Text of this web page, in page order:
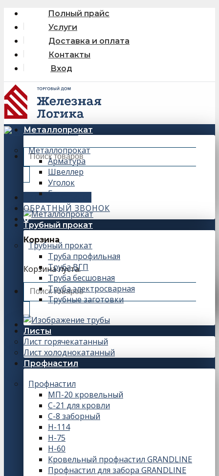
Skip
content
Полный прайс
Услуги
Доставка и оплата
Контакты
Вход
Искать:
+7 (343) 243-56-66
ОБРАТНЫЙ ЗВОНОК
0
Корзина
Корзина пуста.
Искать:
Металлопрокат
Металлопрокат
Арматура
Швеллер
Уголок
Балка
Трубный прокат
Трубный прокат
Труба профильная
Труба ВГП
Труба бесшовная
Труба электросварная
Трубные заготовки
Листы
Лист горячекатанный
Лист холоднокатанный
Профнастил
Профнастил
МП-20 кровельный
С-21 для кровли
С-8 заборный
Н-114
Н-75
Н-60
Кровельный профнастил GRANDLINE
Профнастил для забора GRANDLINE